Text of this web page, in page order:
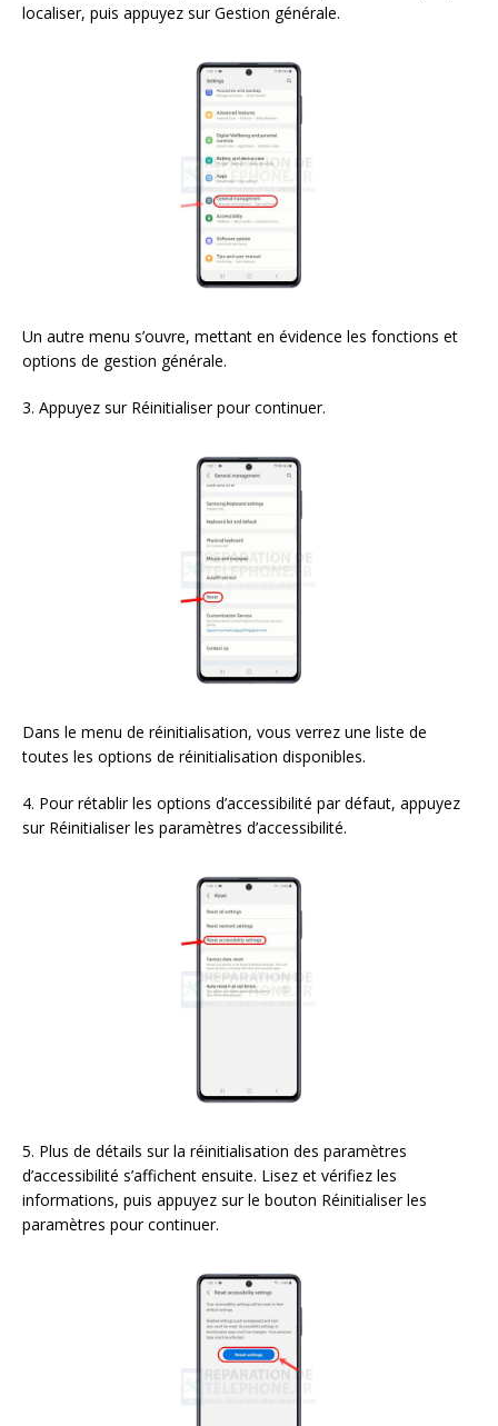
localiser, puis appuyez sur Gestion générale.
Un autre menu s’ouvre, mettant en évidence les fonctions et
options de gestion générale.
3. Appuyez sur Réinitialiser pour continuer.
Dans le menu de réinitialisation, vous verrez une liste de
toutes les options de réinitialisation disponibles.
4. Pour rétablir les options d’accessibilité par défaut, appuyez
sur Réinitialiser les paramètres d’accessibilité.
5. Plus de détails sur la réinitialisation des paramètres
d’accessibilité s’affichent ensuite. Lisez et vérifiez les
informations, puis appuyez sur le bouton Réinitialiser les
paramètres pour continuer.